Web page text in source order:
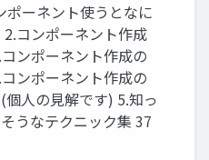
ポーネント使うとなに
コンポーネント作成
ンポーネント作成の
ンポーネント作成の
個人の見解です) 5.知っ
うなテクニック集 37